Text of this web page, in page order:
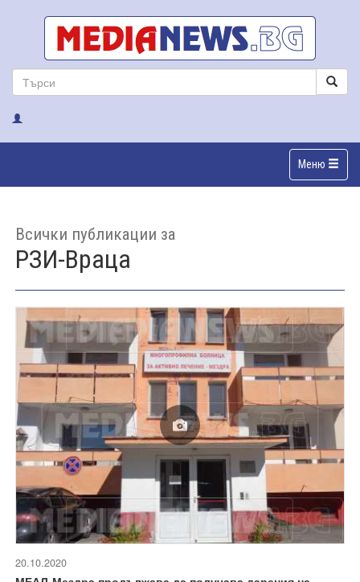
Меню
Всички публикации за
РЗИ-Враца
20.10.2020